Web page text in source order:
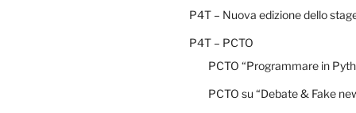
P4T – Nuova edizione dello
P4T – PCTO
PCTO “Programmare in
PCTO su “Debate & Fake